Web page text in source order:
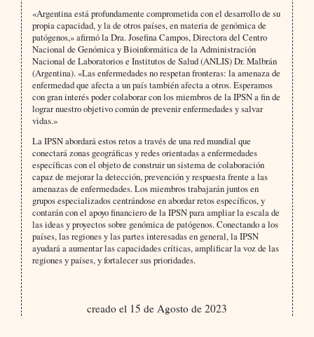
«Argentina está profundamente comprometida con el desarrollo de su
propia capacidad, y la de otros países, en materia de genómica de
patógenos,» afirmó la Dra. Josefina Campos, Directora del Centro
Nacional de Genómica y Bioinformática de la Administración
Nacional de Laboratorios e Institutos de Salud (ANLIS) Dr. Malbrán
(Argentina). «Las enfermedades no respetan fronteras: la amenaza de
enfermedad que afecta a un país también afecta a otros. Esperamos
con gran interés poder colaborar con los miembros de la IPSN a fin de
lograr nuestro objetivo común de prevenir enfermedades y salvar
vidas.»
La IPSN abordará estos retos a través de una red mundial que
conectará zonas geográficas y redes orientadas a enfermedades
específicas con el objeto de construir un sistema de colaboración
capaz de mejorar la detección, prevención y respuesta frente a las
amenazas de enfermedades. Los miembros trabajarán juntos en
grupos especializados centrándose en abordar retos específicos, y
contarán con el apoyo financiero de la IPSN para ampliar la escala de
las ideas y proyectos sobre genómica de patógenos. Conectando a los
países, las regiones y las partes interesadas en general, la IPSN
ayudará a aumentar las capacidades críticas, amplificar la voz de las
regiones y países, y fortalecer sus prioridades.
creado el 15 de Agosto de 2023